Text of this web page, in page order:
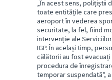
„În acest sens, polițiștii
toate entitățile care
aeroport în vederea
securitate, la fel, fiind
intervenție ale
IGP. În același timp,
călătorii au fost
procedura de
temporar suspendată",